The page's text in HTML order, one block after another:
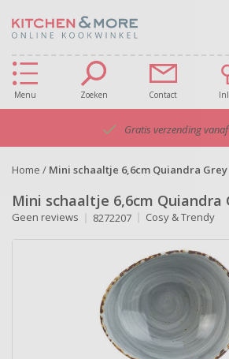
Menu Zoeken Contact
Gratis verzending
Home / Mini schaaltje 6,6cm Quiandra Grey
Mini schaaltje 6,6cm Quiandra
Geen reviews 8272207 Cosy & Trendy